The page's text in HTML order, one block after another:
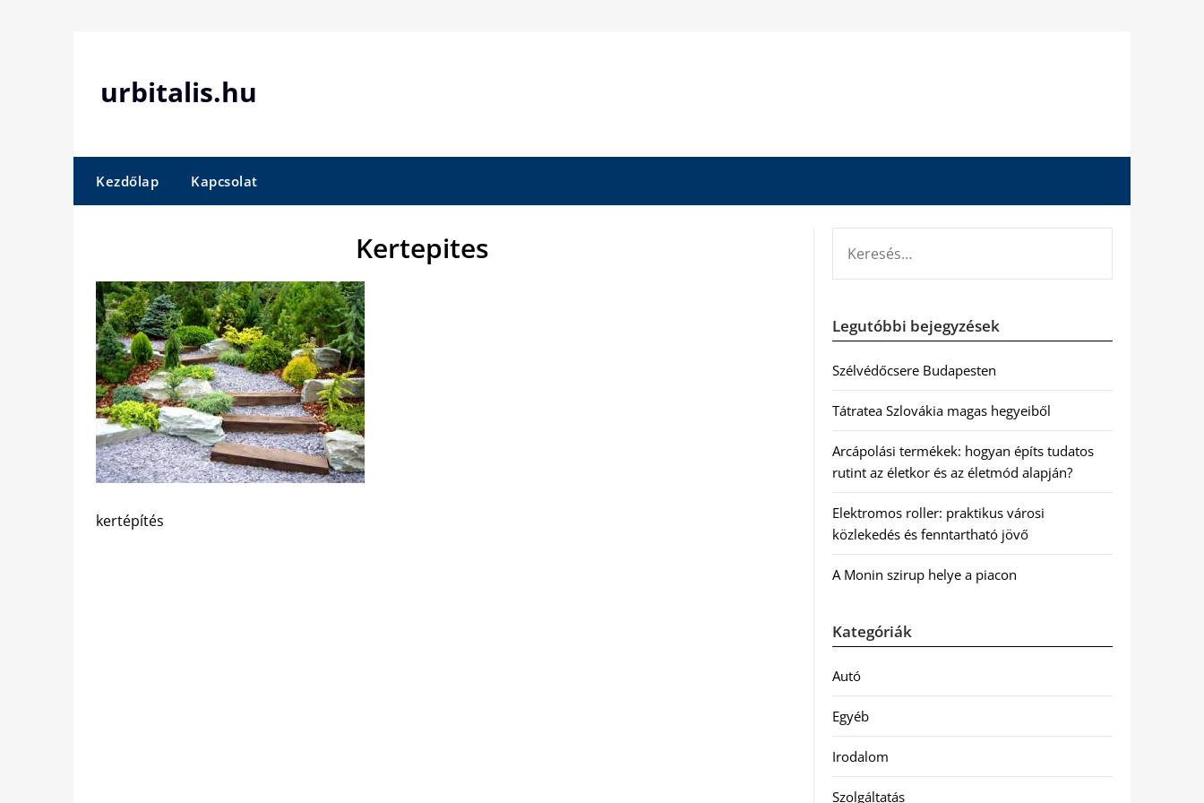
urbitalis.hu
Kezdőlap Kapcsolat
Kertepites
kertépítés
Legutóbbi bejegyzések
Szélvédőcsere Budapesten
Tátratea Szlovákia magas hegyeiből
Arcápolási termékek: hogyan építs tudatos
rutint az életkor és az életmód alapján?
Elektromos roller: praktikus városi
közlekedés és fenntartható jövő
A Monin szirup helye a piacon
Kategóriák
Autó
Egyéb
Irodalom
Szolgáltatás